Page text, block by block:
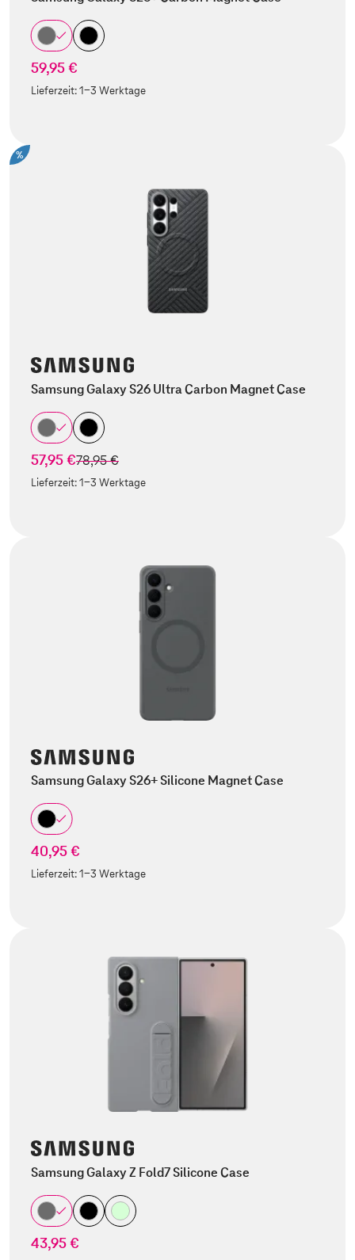
59,95 €
Lieferzeit:1-3 Werktage
%
Samsung Galaxy S26 Ultra Carbon Magnet Case
57,95 €statt
78,95 €
Lieferzeit:1-3 Werktage
Samsung Galaxy S26+ Silicone Magnet Case
40,95 €
Lieferzeit:1-3 Werktage
Samsung Galaxy Z Fold7 Silicone Case
43,95 €